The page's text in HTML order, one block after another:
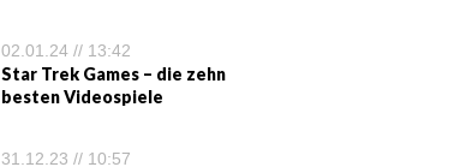
02.01.24 // 13:42
Star Trek Games – die zehn
besten Videospiele
31.12.23 // 10:57